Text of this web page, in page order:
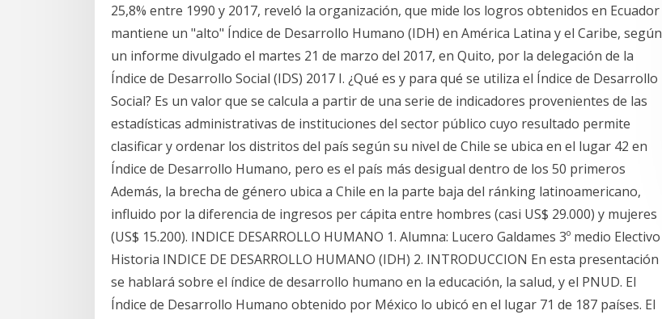
25,8% entre 1990 y 2017, reveló la organización, que mide los logros obtenidos en Ecuador
mantiene un "alto" Índice de Desarrollo Humano (IDH) en América Latina y el Caribe, según
un informe divulgado el martes 21 de marzo del 2017, en Quito, por la delegación de la
Índice de Desarrollo Social (IDS) 2017 I. ¿Qué es y para qué se utiliza el Índice de Desarrollo
Social? Es un valor que se calcula a partir de una serie de indicadores provenientes de las
estadísticas administrativas de instituciones del sector público cuyo resultado permite
clasificar y ordenar los distritos del país según su nivel de Chile se ubica en el lugar 42 en
Índice de Desarrollo Humano, pero es el país más desigual dentro de los 50 primeros
Además, la brecha de género ubica a Chile en la parte baja del ránking latinoamericano,
influido por la diferencia de ingresos per cápita entre hombres (casi US$ 29.000) y mujeres
(US$ 15.200). INDICE DESARROLLO HUMANO 1. Alumna: Lucero Galdames 3º medio Electivo
Historia INDICE DE DESARROLLO HUMANO (IDH) 2. INTRODUCCION En esta presentación
se hablará sobre el índice de desarrollo humano en la educación, la salud, y el PNUD. El
Índice de Desarrollo Humano obtenido por México lo ubicó en el lugar 71 de 187 países. El